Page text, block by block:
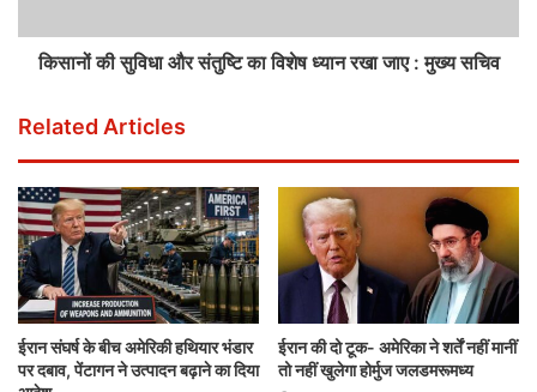
किसानों की सुविधा और संतुष्टि का विशेष ध्यान रखा जाए : मुख्य सचिव
Related Articles
ईरान संघर्ष के बीच अमेरिकी हथियार भंडार
पर दबाव, पेंटागन ने उत्पादन बढ़ाने का दिया
ईरान की दो टूक- अमेरिका ने शर्तें नहीं मानीं
तो नहीं खुलेगा होर्मुज जलडमरूमध्य